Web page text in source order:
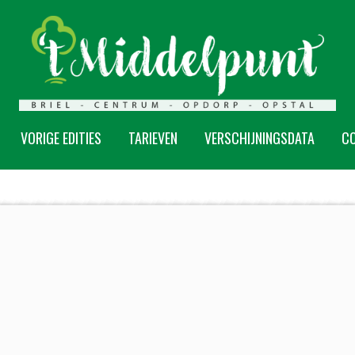
VORIGE EDITIES TARIEVEN VERSCHIJNINGSDATA